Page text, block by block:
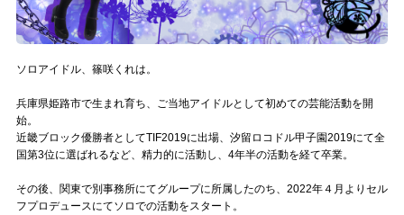
ぶいコミュ！by muevo
ぶいマガ！ by muevo
Follow us
Official SNS
ソロアイドル、篠咲くれは。
兵庫県姫路市で生まれ育ち、ご当地アイドルとして初めての芸能活動を開
始。
近畿ブロック優勝者としてTIF2019に出場、汐留ロコドル甲子園2019にて全
国第3位に選ばれるなど、精力的に活動し、4年半の活動を経て卒業。
その後、関東で別事務所にてグループに所属したのち、2022年４月よりセル
フプロデュースにてソロでの活動をスタート。